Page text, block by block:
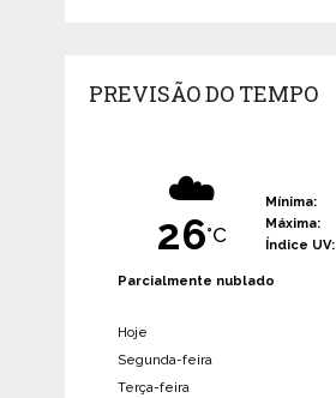
PREVISÃO DO TEMPO
☁️
26°C
Mínima:
Máxima:
Índice UV:
Parcialmente nublado
Hoje
Segunda-feira
Terça-feira